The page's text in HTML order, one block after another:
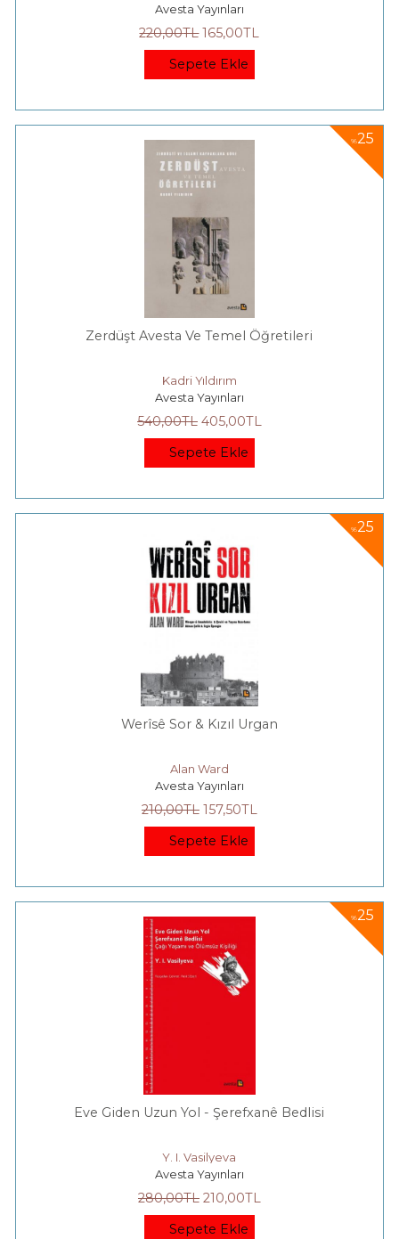
Avesta Yayınları
220,00TL 165,00TL
Sepete Ekle
%25
Zerdüşt Avesta Ve Temel Öğretileri
Kadri Yıldırım
Avesta Yayınları
540,00TL 405,00TL
Sepete Ekle
%25
Werîsê Sor & Kızıl Urgan
Alan Ward
Avesta Yayınları
210,00TL 157,50TL
Sepete Ekle
%25
Eve Giden Uzun Yol - Şerefxanê Bedlisi
Y. I. Vasilyeva
Avesta Yayınları
280,00TL 210,00TL
Sepete Ekle